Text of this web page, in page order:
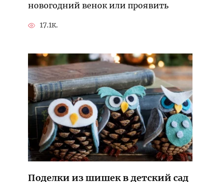
новогодний венок или проявить
17.1к.
Поделки из шишек в детский сад